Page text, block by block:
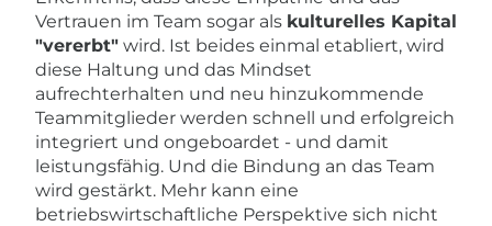
Vertrauen im Team sogar als kulturelles Kapital
"vererbt" wird. Ist beides einmal etabliert, wird
diese Haltung und das Mindset
aufrechterhalten und neu hinzukommende
Teammitglieder werden schnell und erfolgreich
integriert und ongeboardet - und damit
leistungsfähig. Und die Bindung an das Team
wird gestärkt. Mehr kann eine
betriebswirtschaftliche Perspektive sich nicht